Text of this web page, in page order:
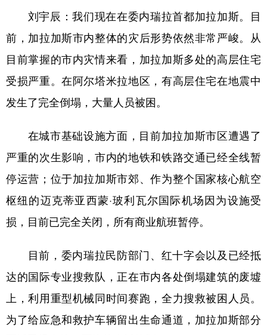
刘宇辰：我们现在在委内瑞拉首都加拉加斯。目
前，加拉加斯市内整体的灾后形势依然非常严峻。从
目前掌握的市内灾情来看， 加拉加斯多处的高层住宅
受损严重。在阿尔塔米拉地区，有高层住宅在地震中
发生了完全倒塌，大量人员被困。
在城市基础设施方面，目前加拉加斯市区遭遇了
严重的次生影响，市内的地铁和铁路交通已经全线暂
停运营 ；位于加拉加斯市郊、作为整个国家核心航空
枢纽的迈克蒂亚西蒙·玻利瓦尔国际机场因为设施受
损，目前已完全关闭，所有商业航班暂停。
目前，委内瑞拉民防部门、红十字会以及已经抵
达的国际专业搜救队，正在市内各处倒塌建筑的废墟
上，利用重型机械同时间赛跑，全力搜救被困人员。
为了给应急和救护车辆留出生命通道，加拉加斯部分